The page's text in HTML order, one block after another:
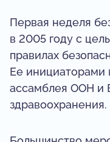
Первая неделя
в 2005 году с
правилах
Ее инициаторами
ассамблея ООН и
здравоохранения.